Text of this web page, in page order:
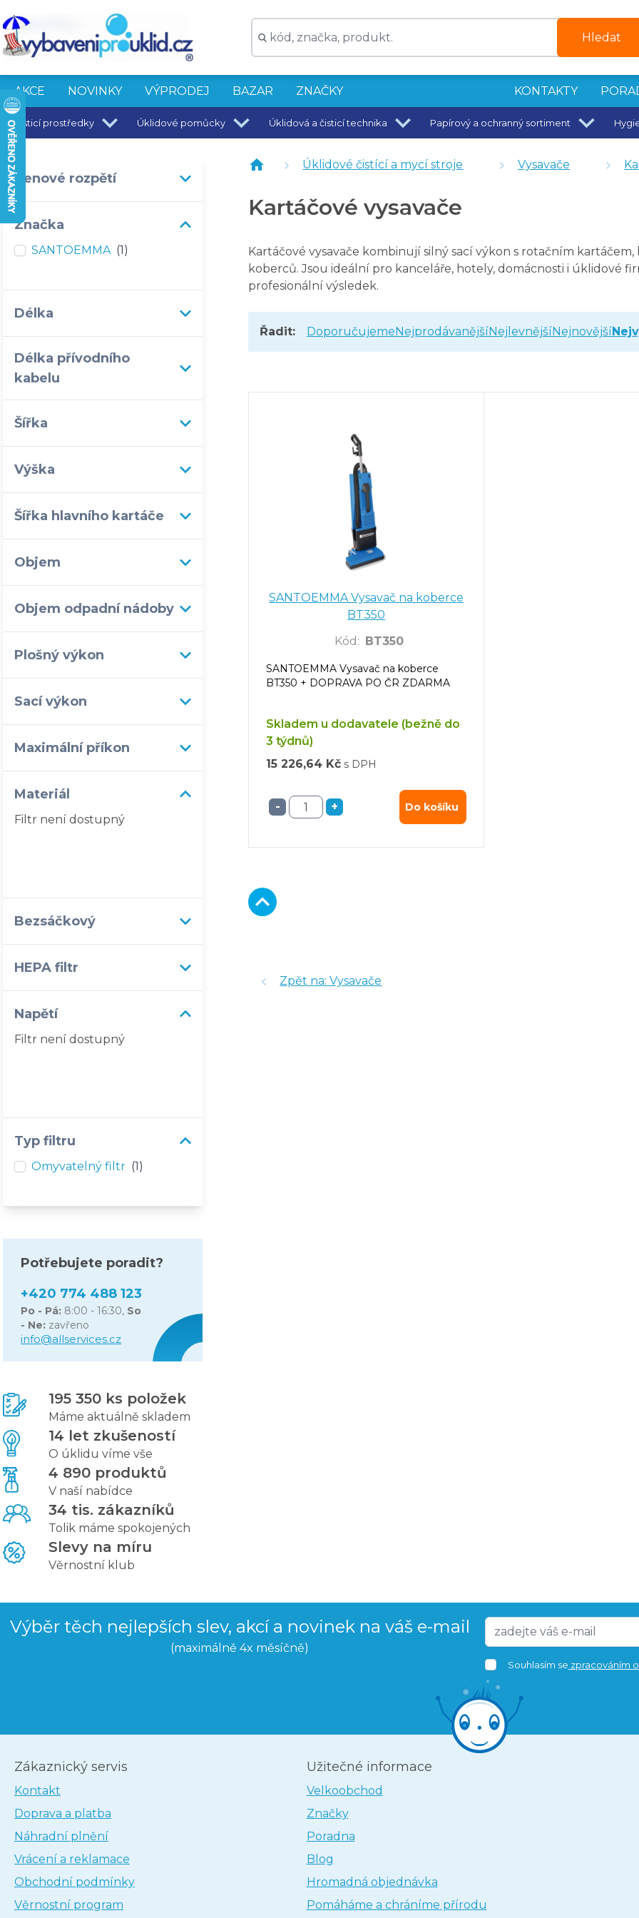
Hledat
AKCE NOVINKY VÝPRODEJ BAZAR ZNAČKY KONTAKTY
Čisticí prostředky Úklidové pomůcky Úklidová a čisticí technika Papírový a ochranný sortiment
Cenové rozpětí
Značka
SANTOEMMA (1)
Délka
Délka přívodního
kabelu
Šířka
Výška
Šířka hlavního kartáče
Objem
Objem odpadní nádoby
Plošný výkon
Sací výkon
Maximální příkon
Materiál
Filtr není dostupný
Bezsáčkový
HEPA filtr
Napětí
Filtr není dostupný
Typ filtru
Omyvatelný filtr (1)
Potřebujete poradit?
+420 774 488 123
Po - Pá: 8:00 - 16:30, So
- Ne: zavřeno
info@allservices.cz
195 350 ks položek
Máme aktuálně skladem
14 let zkušeností
O úklidu víme vše
4 890 produktů
V naší nabídce
34 tis. zákazníků
Tolik máme spokojených
Slevy na míru
Věrnostní klub
Úklidové čistící a mycí stroje Vysavače
Kartáčové vysavače
Kartáčové vysavače kombinují silný sací výkon s rotačním
koberců. Jsou ideální pro kanceláře, hotely, domácnosti i úklidové
profesionální výsledek.
Řadit: Doporučujeme Nejprodávanější Nejlevnější Nejnovější
SANTOEMMA Vysavač na koberce
BT350
Kód : BT350
SANTOEMMA Vysavač na koberce
BT350 + DOPRAVA PO ČR ZDARMA
Skladem u dodavatele (bežně do
3 týdnů)
15 226,64 Kč s DPH
- + Do košíku
Zpět na: Vysavače
Výběr těch nejlepších slev, akcí a novinek na váš e-mail
(maximálně 4x měsíčně)
Souhlasím se zpracováním
Zákaznický servis
Kontakt
Doprava a platba
Náhradní plnění
Vrácení a reklamace
Obchodní podmínky
Věrnostní program
Užitečné informace
Velkoobchod
Značky
Poradna
Blog
Hromadná objednávka
Pomáháme a chráníme přírodu